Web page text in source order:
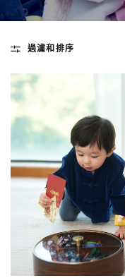
過濾和排序
快速瀏覽
蕾絲魚尾裙旗袍